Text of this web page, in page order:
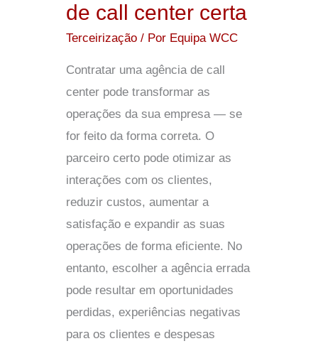
de call center certa
Terceirização / Por Equipa WCC
Contratar uma agência de call
center pode transformar as
operações da sua empresa — se
for feito da forma correta. O
parceiro certo pode otimizar as
interações com os clientes,
reduzir custos, aumentar a
satisfação e expandir as suas
operações de forma eficiente. No
entanto, escolher a agência errada
pode resultar em oportunidades
perdidas, experiências negativas
para os clientes e despesas
center
certa